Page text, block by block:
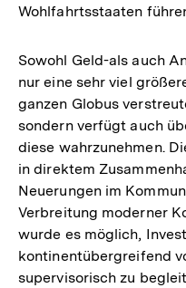
Wohlfahrtsstaaten
Sowohl Geld-als auch
nur eine sehr viel
ganzen Globus
sondern verfügt auch
diese wahrzunehmen.
in direktem
Neuerungen im
Verbreitung moderner
wurde es möglich,
kontinentübergreifend
supervisorisch zu